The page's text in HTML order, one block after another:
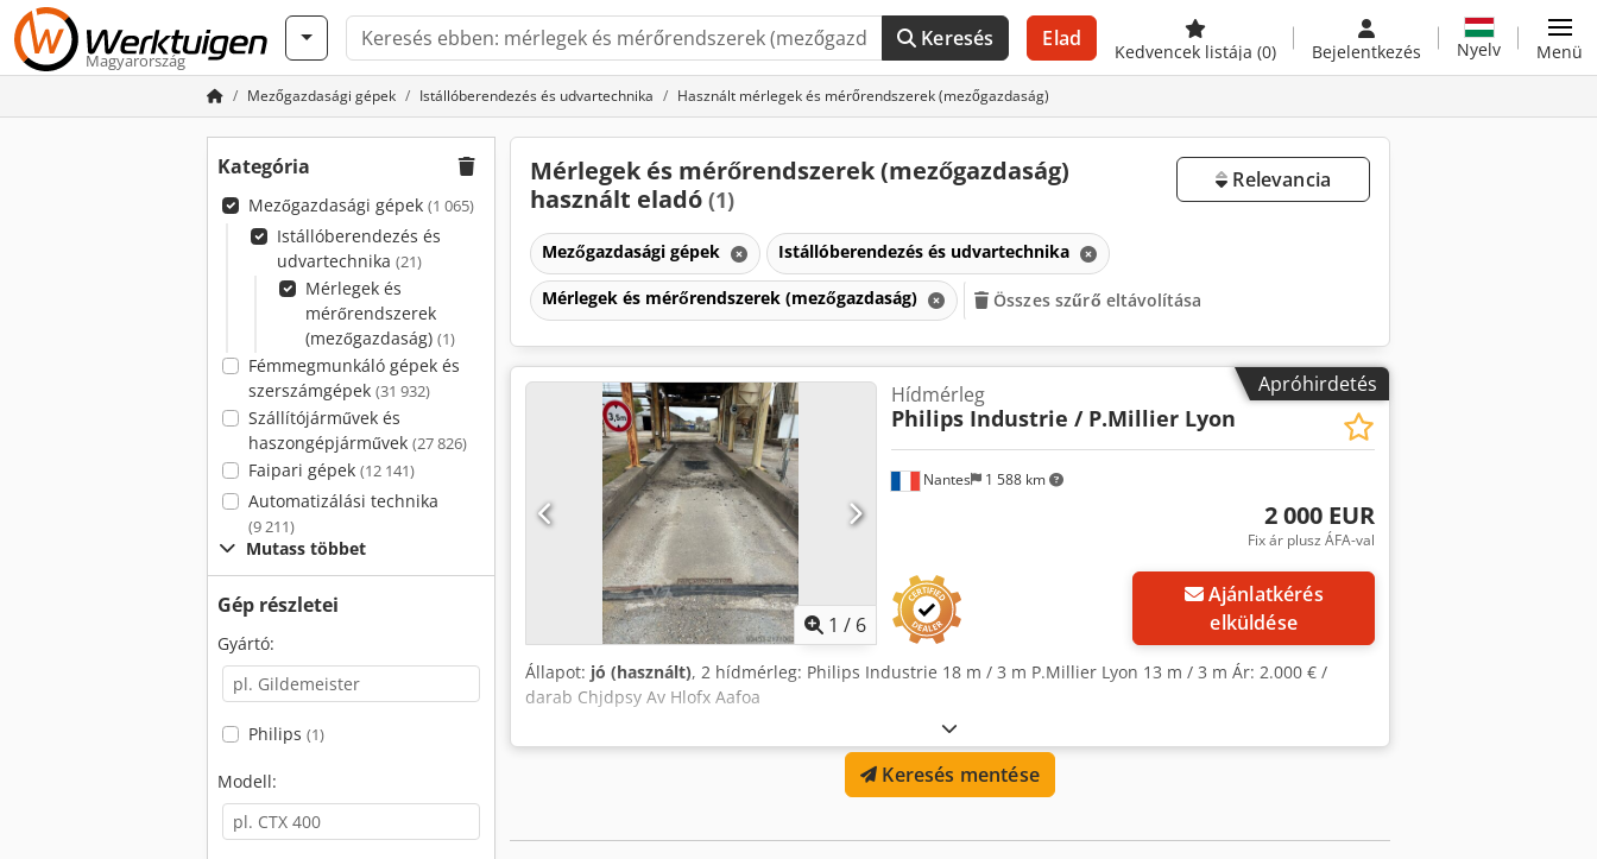
Magyarország
Keresés Elad
Kedvencek listája (0) Bejelentkezés Nyelv Menü
Mezőgazdasági gépek Istállóberendezés és udvartechnika Használt mérlegek és mérőrendszerek (mezőgazdaság)
Kategória
Mezőgazdasági gépek (1 065)
Istállóberendezés és
udvartechnika (21)
Mérlegek és
mérőrendszerek
(mezőgazdaság) (1)
Fémmegmunkáló gépek és
szerszámgépek (31 932)
Szállítójárművek és
haszongépjárművek (27 826)
Faipari gépek (12 141)
Automatizálási technika
(9 211)
Mutass többet
Gép részletei
Gyártó:
Philips (1)
Modell:
Mérlegek és mérőrendszerek (mezőgazdaság)
használt eladó (1)
Relevancia
Mezőgazdasági gépek Istállóberendezés és udvartechnika
Mérlegek és mérőrendszerek (mezőgazdaság) Összes szűrő eltávolítása
Apróhirdetés
1 / 6
Nantes 1 588 km
Hídmérleg
Philips Industrie / P.Millier Lyon
2 000 EUR
Fix ár plusz ÁFA-val
Ajánlatkérés
elküldése
Állapot: jó (használt), 2 hídmérleg: Philips Industrie 18 m / 3 m P.Millier Lyon 13 m / 3 m Ár: 2.000 € /
darab Chjdpsy Av Hlofx Aafoa
Keresés mentése